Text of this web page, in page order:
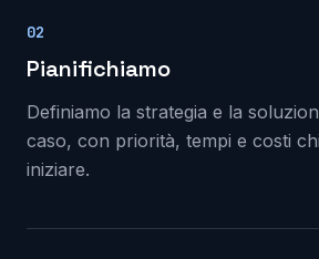
02
Pianifichiamo
Definiamo la strategia e la
caso, con priorità, tempi e costi
iniziare.